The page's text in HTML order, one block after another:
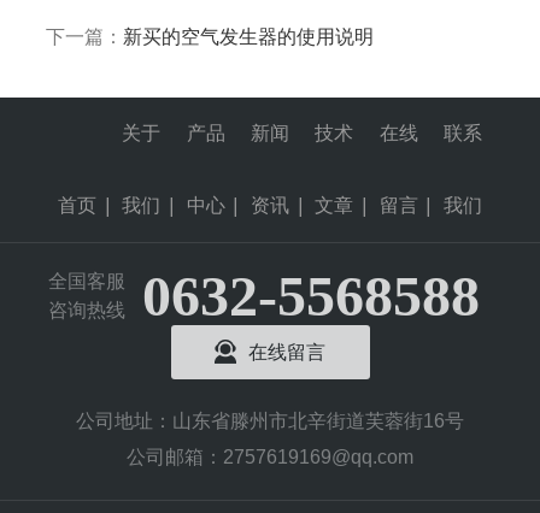
下一篇： 新买的空气发生器的使用说明
首页
关于
我们
产品
中心
新闻
资讯
技术
文章
在线
留言
联系
我们
全国客服
咨询热线
0632-5568588
在线留言
公司地址：山东省滕州市北辛街道芙蓉街16号
公司邮箱：2757619169@qq.com